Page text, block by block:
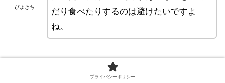
ぴよきち
だり食べたりするのは避けたいですよ
ね。
生クリームやバターたっぷりの洋菓子
プライバシーポリシー